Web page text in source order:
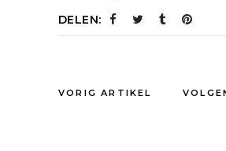
DELEN:
VORIG ARTIKEL